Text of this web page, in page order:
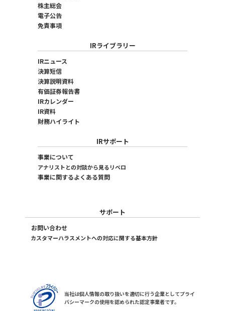
株主総会
電子公告
免責事項
IRライブラリー
IRニュース
決算短信
決算説明資料
有価証券報告書
IRカレンダー
IR資料
財務ハイライト
IRサポート
事業について
アナリストとの対談から見るリベロ
事業に関するよくある質問
サポート
お問い合わせ
カスタマーハラスメントへの対応に関する基本方針
当社は個人情報の取り扱いを適切に行う企業としてプライ
バシーマークの使用を認められた認定事業者です。